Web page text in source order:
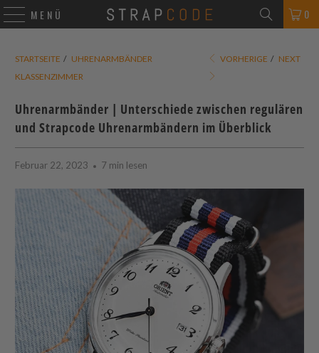
MENÜ 0
STARTSEITE / UHRENARMBÄNDER
KLASSENZIMMER
VORHERIGE / NEXT
Uhrenarmbänder | Unterschiede zwischen regulären
undStrapcode Uhrenarmbändern im Überblick
Februar 22, 2023 7 min lesen